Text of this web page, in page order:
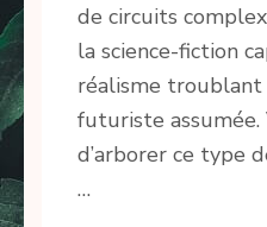
de circuits
la science-fiction
réalisme troublant
futuriste assumée.
d’arborer ce type
…